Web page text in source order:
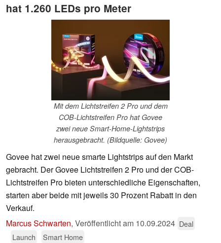
hat 1.260 LEDs pro Meter
Mit dem Lichtstreifen 2 Pro und dem
COB-Lichtstreifen Pro hat Govee
zwei neue Smart-Home-Lightstrips
herausgebracht. (Bildquelle: Govee)
Govee hat zwei neue smarte Lightstrips auf den Markt
gebracht. Der Govee Lichtstreifen 2 Pro und der COB-
Lichtstreifen Pro bieten unterschiedliche Eigenschaften,
starten aber beide mit jeweils 30 Prozent Rabatt in den
Verkauf.
Marcus Schwarten, Veröffentlicht am 10.09.2024 Deal
Launch
Smart Home